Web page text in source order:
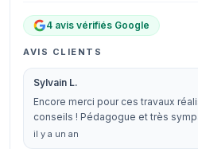
4 avis vérifiés Google
AVIS CLIENTS
Sylvain L.
Encore merci pour ces travaux
conseils ! Pédagogue et très
il y a un an